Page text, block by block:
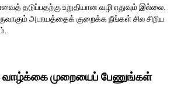
தடுப்பதற்கு உறுதியான வழி எதுவும் இல்லை.
அபாயத்தைக் குறைக்க நீங்கள் சில சிறிய
முறையைப் பேணுங்கள்